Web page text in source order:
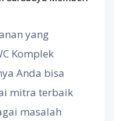
yang
Komplek
Anda bisa
mitra terbaik
masalah